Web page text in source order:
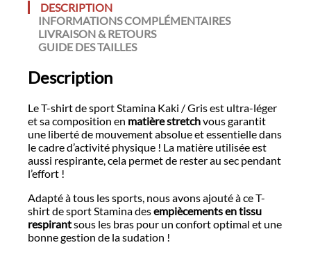
DESCRIPTION
INFORMATIONS COMPLÉMENTAIRES
LIVRAISON & RETOURS
GUIDE DES TAILLES
Description
Le T-shirt de sport Stamina Kaki / Gris est ultra-léger
et sa composition en matière stretchvous garantit
une liberté de mouvement absolue et essentielle dans
le cadre d’activité physique ! La matière utilisée est
aussi respirante, cela permet de rester au sec pendant
l’effort !
Adapté à tous les sports, nous avons ajouté à ce T-
shirt de sport Stamina desempiècements en tissu
respirantsous les bras pour un confort optimal et une
bonne gestion de la sudation !